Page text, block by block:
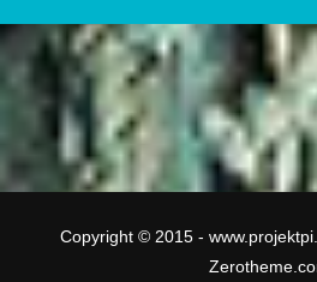
Copyright © 2015 -